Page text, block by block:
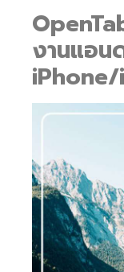
งานแอน
iPhone/